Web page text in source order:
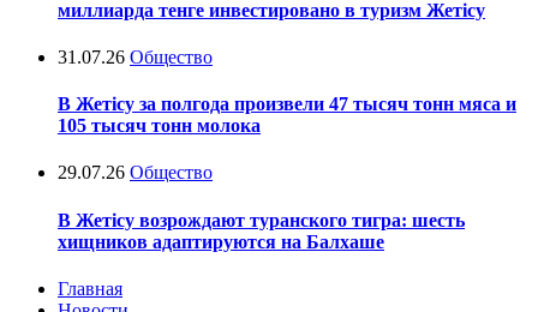
миллиарда тенге инвестировано в туризм Жетісу
31.07.26 Общество
В Жетісу за полгода произвели 47 тысяч тонн мяса и
105 тысяч тонн молока
29.07.26 Общество
В Жетісу возрождают туранского тигра: шесть
хищников адаптируются на Балхаше
Главная